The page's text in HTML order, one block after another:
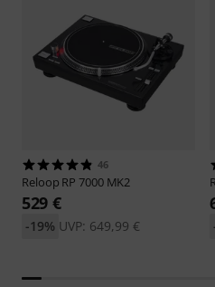
46
Reloop RP 7000 MK2
529 €
UVP: 649,99 €
-19%